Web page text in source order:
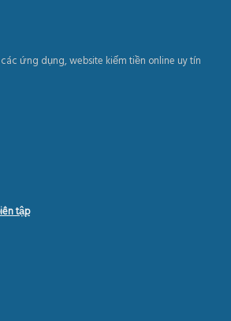
ứng dụng, website kiếm tiền online uy tín
tập